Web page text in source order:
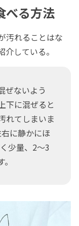
べる方法
汚れることはな
している。
ぜないよう
下に混ぜると
れてしまいま
に静かにほ
少量、2～3